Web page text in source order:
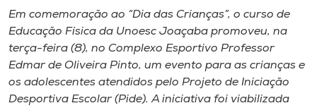
Biblioteca
Editora
Em comemoração ao “Dia das Crianças”, o curso de
Educação Física da Unoesc Joaçaba promoveu, na
terça-feira (8), no Complexo Esportivo Professor
Edmar de Oliveira Pinto, um evento para as crianças e
os adolescentes atendidos pelo Projeto de Iniciação
Desportiva Escolar (Pide). A iniciativa foi viabilizada